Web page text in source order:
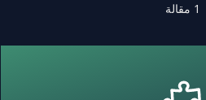
1 مقالة